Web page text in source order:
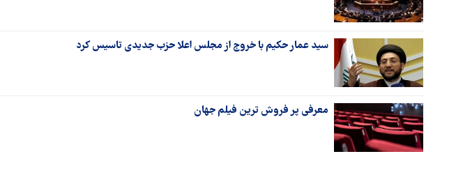
سید عمار حکیم با خروج از مجلس اعلا حزب جدیدی تاسیس کرد
معرفی پر فروش‌ ترین فیلم جهان